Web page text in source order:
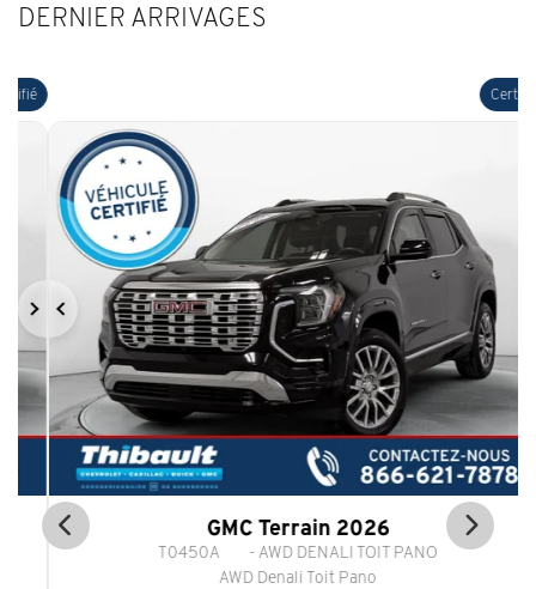
DERNIER ARRIVAGES
Suivant
Certifié
Précédent
GMC Terrain 2026
T0450A
- AWD DENALI TOIT PANO
AWD Denali Toit Pano